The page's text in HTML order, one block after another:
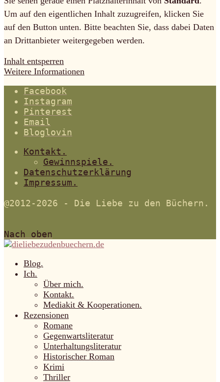
Um auf den eigentlichen Inhalt zuzugreifen, klicken Sie
auf den Button unten. Bitte beachten Sie, dass dabei Daten
an Drittanbieter weitergegeben werden.
Inhalt entsperren
Weitere Informationen
Facebook
Instagram
Pinterest
Email
Bloglovin
Kontakt.
Gewinnspiele.
Datenschutzerklärung
Impressum.
@2012-2026 - Die Liebe zu den Büchern.
Nach oben
Blog.
Ich.
Über mich.
Kontakt.
Mediakit & Kooperationen.
Rezensionen
Romane
Gegenwartsliteratur
Unterhaltungsliteratur
Historischer Roman
Krimi
Thriller